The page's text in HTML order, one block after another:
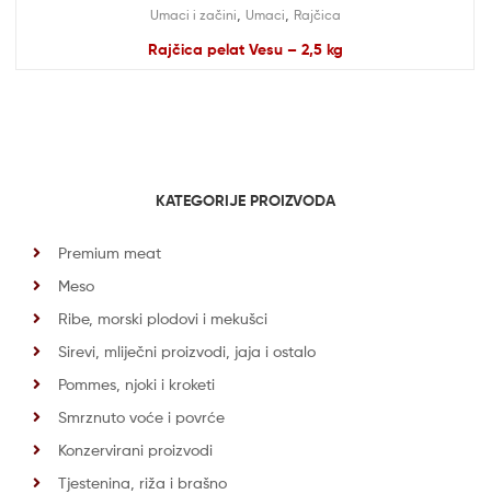
Umaci i začini Umaci Rajčica
Rajčica pelat Vesu – 2,5 kg
KATEGORIJE PROIZVODA
Premium meat
Meso
Ribe, morski plodovi i mekušci
Sirevi, mliječni proizvodi, jaja i ostalo
Pommes, njoki i kroketi
Smrznuto voće i povrće
Konzervirani proizvodi
Tjestenina, riža i brašno